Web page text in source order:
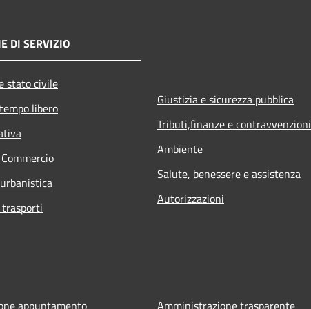
DI SERVIZIO
stato civile
libero
Giustizia e sicurezza pubblica
Tributi,finanze e contravvenzioni
Ambiente
Salute, benessere e assistenza
Autorizzazioni
appuntamento Amministrazione trasparente